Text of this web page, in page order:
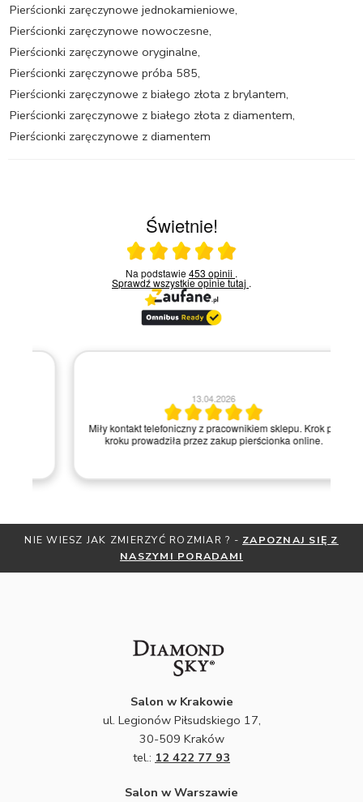
Pierścionki zaręczynowe jednokamieniowe,
Pierścionki zaręczynowe nowoczesne,
Pierścionki zaręczynowe oryginalne,
Pierścionki zaręczynowe próba 585,
Pierścionki zaręczynowe z białego złota z brylantem,
Pierścionki zaręczynowe z białego złota z diamentem,
Pierścionki zaręczynowe z diamentem
Świetnie!
Ocena średnia 5 na 5
Na podstawie453 opinii .
Sprawdź wszystkie opinietutaj .
13.04.2026
Miły kontakt telefoniczny z pracownikiem sklepu. Krok po
kroku prowadziła przez zakup pierścionka online.
NIE WIESZ JAK ZMIERZYĆ ROZMIAR ? -ZAPOZNAJ SIĘ Z
NASZYMI PORADAMI
Salon w Krakowie
ul. Legionów Piłsudskiego 17,
30-509 Kraków
tel.: 12 422 77 93
Salon w Warszawie